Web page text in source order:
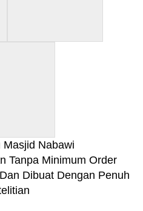
Masjid Nabawi
Tanpa Minimum Order
Dibuat Dengan Penuh